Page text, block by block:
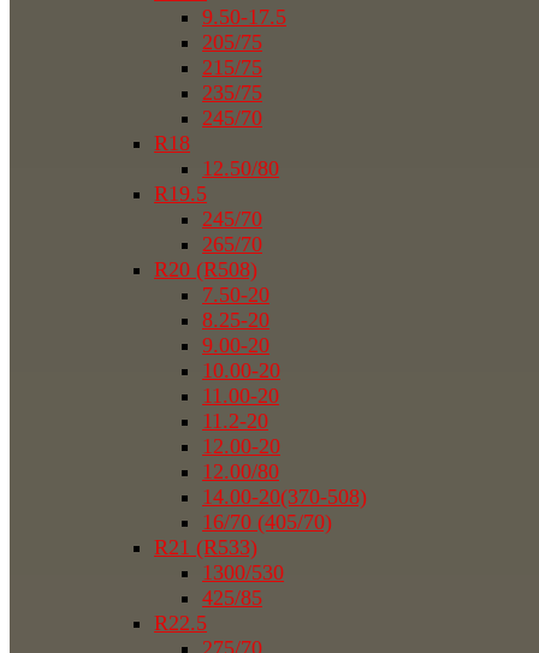
9.50-17.5
205/75
215/75
235/75
245/70
R18
12.50/80
R19.5
245/70
265/70
R20 (R508)
7.50-20
8.25-20
9.00-20
10.00-20
11.00-20
11.2-20
12.00-20
12.00/80
14.00-20(370-508)
16/70 (405/70)
R21 (R533)
1300/530
425/85
R22.5
275/70